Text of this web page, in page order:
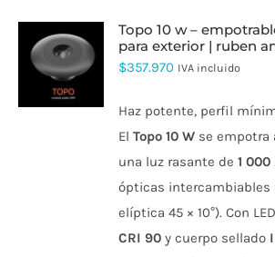
topo 10 w – empotrable led rasante
para exterior | ruben
$357.970 IVA incluido
Haz potente, perfil
ElTopo 10 W se empotra
una luz rasante de1 000
ópticas intercambiables
elíptica 45 × 10°). Con
CRI 90 y cuerpo sellado